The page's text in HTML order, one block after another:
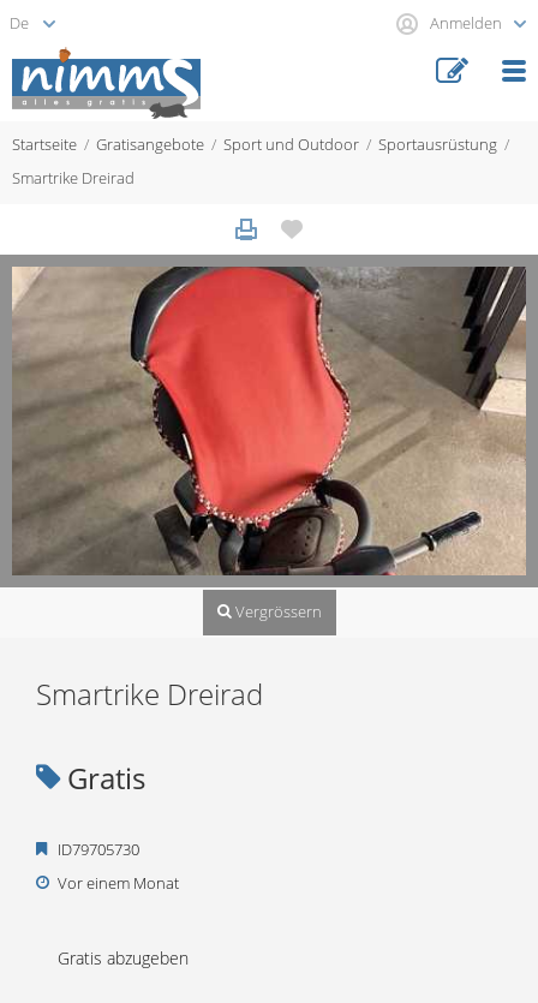
Anmelden
Startseite Gratisangebote Sport und Outdoor
Sportausrüstung
Smartrike Dreirad
Vergrössern
Smartrike Dreirad
Gratis
ID79705730
Vor einem Monat
Gratis abzugeben